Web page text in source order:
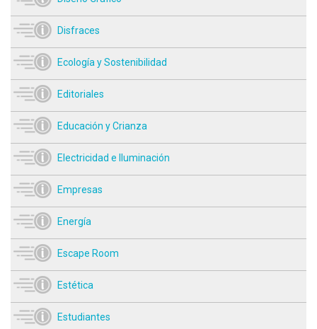
Disfraces
Ecología y Sostenibilidad
Editoriales
Educación y Crianza
Electricidad e Iluminación
Empresas
Energía
Escape Room
Estética
Estudiantes